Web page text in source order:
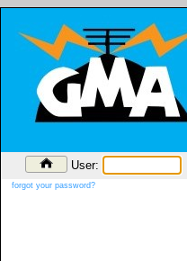
User:
forgot your password?